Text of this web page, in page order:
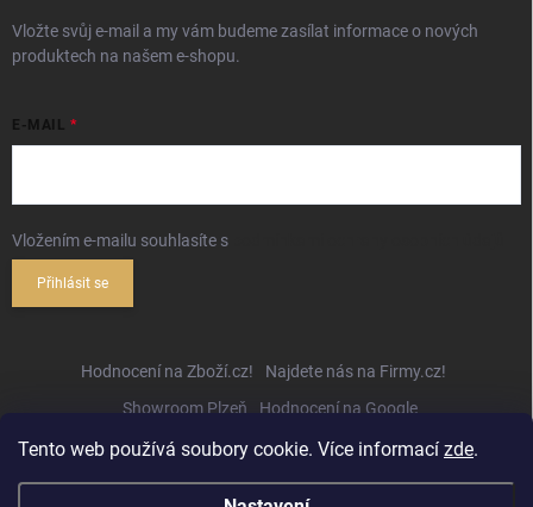
Tento web používá soubory cookie. Více informací zde.
Vložte svůj e-mail a my vám budeme zasílat informace o nových
produktech na našem e-shopu.
E-MAIL
Vložením e-mailu souhlasíte s
Přihlásit se
Hodnocení na Zboží.cz!
Najdete nás na Firmy.cz!
Showroom Plzeň
Hodnocení na Google